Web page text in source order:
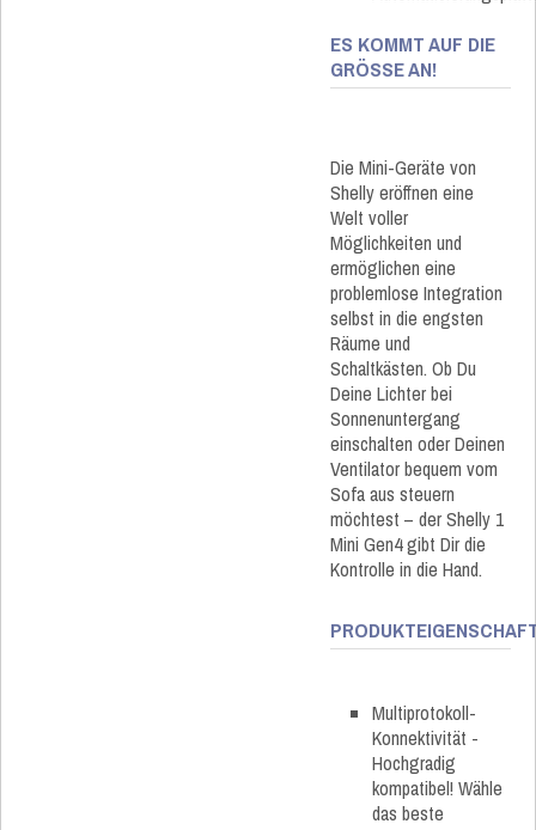
ES KOMMT AUF DIE
GRÖSSE AN!
Die Mini-Geräte von
Shelly eröffnen eine
Welt voller
Möglichkeiten und
ermöglichen eine
problemlose Integration
selbst in die engsten
Räume und
Schaltkästen. Ob Du
Deine Lichter bei
Sonnenuntergang
einschalten oder Deinen
Ventilator bequem vom
Sofa aus steuern
möchtest – der Shelly 1
Mini Gen4 gibt Dir die
Kontrolle in die Hand.
Multiprotokoll-
Konnektivität -
Hochgradig
kompatibel! Wähle
das beste